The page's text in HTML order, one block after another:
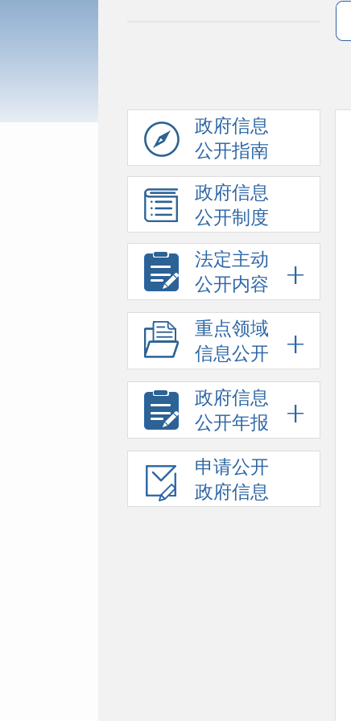
政府信息
公开指南
政府信息
公开制度
法定主动
公开内容
重点领域
信息公开
政府信息
公开年报
申请公开
政府信息